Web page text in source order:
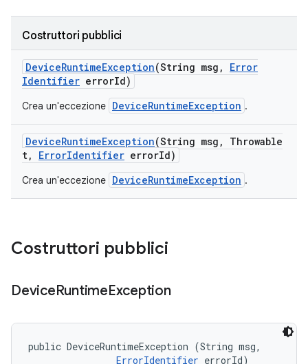
Costruttori pubblici
DeviceRuntimeException(String msg ,
Error
Identifier errorId)
Crea un'eccezione DeviceRuntimeException .
DeviceRuntimeException(String msg ,
Throwable
t, ErrorIdentifier errorId)
Crea un'eccezione DeviceRuntimeException .
Costruttori pubblici
DeviceRuntimeException
public DeviceRuntimeException (String msg,
ErrorIdentifier errorId)